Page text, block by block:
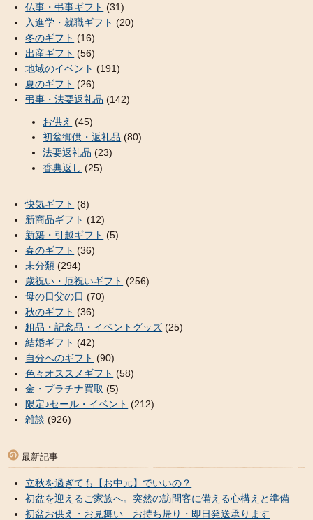
仏事・弔事ギフト (31)
入進学・就職ギフト (20)
冬のギフト (16)
出産ギフト (56)
地域のイベント (191)
夏のギフト (26)
弔事・法要返礼品 (142)
お供え (45)
初盆御供・返礼品 (80)
法要返礼品 (23)
香典返し (25)
快気ギフト (8)
新商品ギフト (12)
新築・引越ギフト (5)
春のギフト (36)
未分類 (294)
歳祝い・厄祝いギフト (256)
母の日父の日 (70)
秋のギフト (36)
粗品・記念品・イベントグッズ (25)
結婚ギフト (42)
自分へのギフト (90)
色々オススメギフト (58)
金・プラチナ買取 (5)
限定♪セール・イベント (212)
雑談 (926)
最新記事
立秋を過ぎても【お中元】でいいの？
初盆を迎えるご家族へ。突然の訪問客に備える心構えと準備
初盆お供え・お見舞い お持ち帰り・即日発送承ります